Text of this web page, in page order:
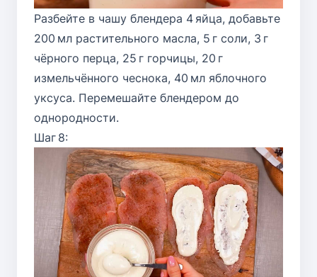
Разбейте в чашу блендера 4 яйца, добавьте
200 мл растительного масла, 5 г соли, 3 г
чёрного перца, 25 г горчицы, 20 г
измельчённого чеснока, 40 мл яблочного
уксуса. Перемешайте блендером до
однородности.
Шаг 8: